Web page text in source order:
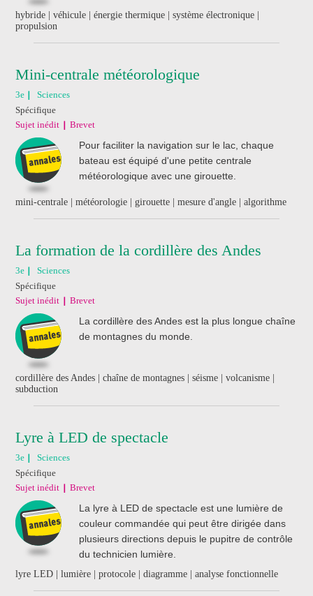
hybride | véhicule | énergie thermique | système électronique |
propulsion
Mini-centrale météorologique
3e
Sciences
Spécifique
Sujet inédit
Brevet
Pour faciliter la navigation sur le lac, chaque
bateau est équipé d'une petite centrale
météorologique avec une girouette.
mini-centrale | météorologie | girouette | mesure d'angle | algorithme
La formation de la cordillère des Andes
3e
Sciences
Spécifique
Sujet inédit
Brevet
La cordillère des Andes est la plus longue chaîne
de montagnes du monde.
cordillère des Andes | chaîne de montagnes | séisme | volcanisme |
subduction
Lyre à LED de spectacle
3e
Sciences
Spécifique
Sujet inédit
Brevet
La lyre à LED de spectacle est une lumière de
couleur commandée qui peut être dirigée dans
plusieurs directions depuis le pupitre de contrôle
du technicien lumière.
lyre LED | lumière | protocole | diagramme | analyse fonctionnelle